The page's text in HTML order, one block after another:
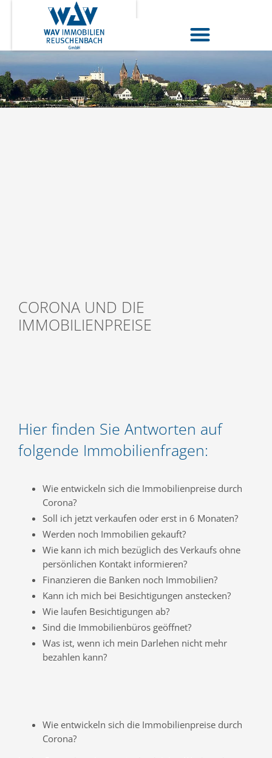
CORONA UND DIE
IMMOBILIENPREISE
Hier finden Sie Antworten auf
folgende Immobilienfragen:
Wie entwickeln sich die Immobilienpreise durch
Corona?
Soll ich jetzt verkaufen oder erst in 6 Monaten?
Werden noch Immobilien gekauft?
Wie kann ich mich bezüglich des Verkaufs ohne
persönlichen Kontakt informieren?
Finanzieren die Banken noch Immobilien?
Kann ich mich bei Besichtigungen anstecken?
Wie laufen Besichtigungen ab?
Sind die Immobilienbüros geöffnet?
Was ist, wenn ich mein Darlehen nicht mehr
bezahlen kann?
Wie entwickeln sich die Immobilienpreise durch
Corona?